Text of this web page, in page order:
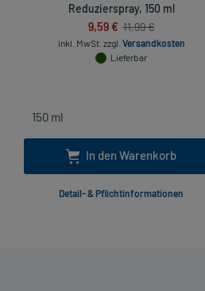
Reduzierspray, 150 ml
9,59 € 11,99 €
inkl. MwSt. zzgl. Versandkosten
Lieferbar
In den Warenkorb
Detail- & Pflichtinformationen